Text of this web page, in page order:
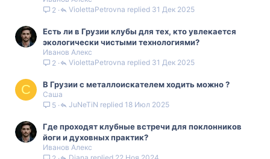
2
31 Дек 2025
ViolettaPetrovna
Есть ли в Грузии клубы для тех, кто увлекается
экологически чистыми технологиями?
Иванов Алекс
2
31 Дек 2025
ViolettaPetrovna
С В Грузии с металлоискателем ходить можно ?
Саша
5
18 Июл 2025
JuNeTiN
Где проходят клубные встречи для поклонников
йоги и духовных практик?
Иванов Алекс